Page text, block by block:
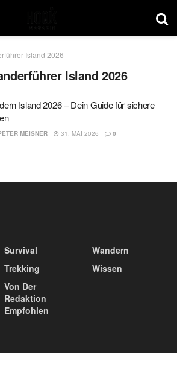
Island 2026
Island 2026
Island 2026 – Dein Guide für sichere
MEISNER 31. MAI 2026 0
Survival
Trekking
Von Der
Redaktion
Empfohlen
Wandern
Wissen